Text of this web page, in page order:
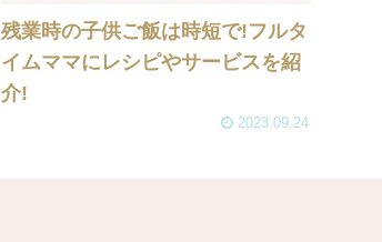
残業時の子供ご飯は時短で!フルタ
イムママにレシピやサービスを紹
介!
2023.09.24